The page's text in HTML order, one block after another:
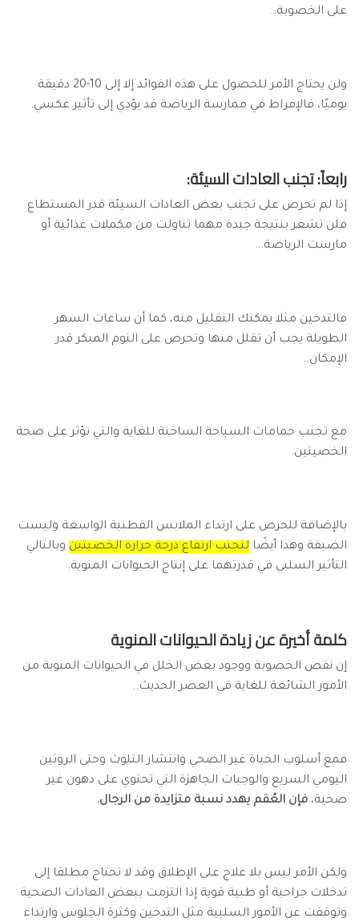
على الخصوبة..
ولن يحتاج الأمر للحصول على هذه الفوائد إلا إلى 10-20 دقيقة
يوميًا، فالإفراط في ممارسة الرياضة قد يؤدي إلى تأثير عكسي.
رابعاً: تجنب العادات السيئة:
إذا لم تحرص على تجنب بعض العادات السيئة قدر المستطاع
فلن تشعر بنتيجة جيدة مهما تناولت من مكملات غذائية أو
مارست الرياضة..
فالتدخين مثلا يمكنك التقليل منه، كما أن ساعات السهر
الطويلة يجب أن تقلل منها وتحرص على النوم المبكر قدر
الإمكان..
مع تجنب حمامات السباحة الساخنة للغاية والتي تؤثر على صحة
الخصيتين.
بالإضافة للحرص على ارتداء الملابس القطنية الواسعة وليست
الضيقة وهذا أيضًا لتجنب ارتفاع درجة حرارة الخصيتين وبالتالي
التأثير السلبي في قدرتهما على إنتاج الحيوانات المنوية.
كلمة أخيرة عن زيادة الحيوانات المنوية
إن نقص الخصوبة ووجود بعض الخلل في الحيوانات المنوية من
الأمور الشائعة للغاية في العصر الحديث..
فمع أسلوب الحياة غير الصحي وانتشار التلوث وحتى الروتين
اليومي السريع والوجبات الجاهزة التي تحتوي على دهون غير
صحية، فإن العُقم يهدد نسبة متزايدة من الرجال.
ولكن الأمر ليس بلا علاج على الإطلاق وقد لا تحتاج مطلقا إلى
تدخلات جراحية أو طبية قوية إذا التزمت ببعض العادات الصحية
وتوقفت عن الأمور السلبية مثل التدخين وكثرة الجلوس وارتداء